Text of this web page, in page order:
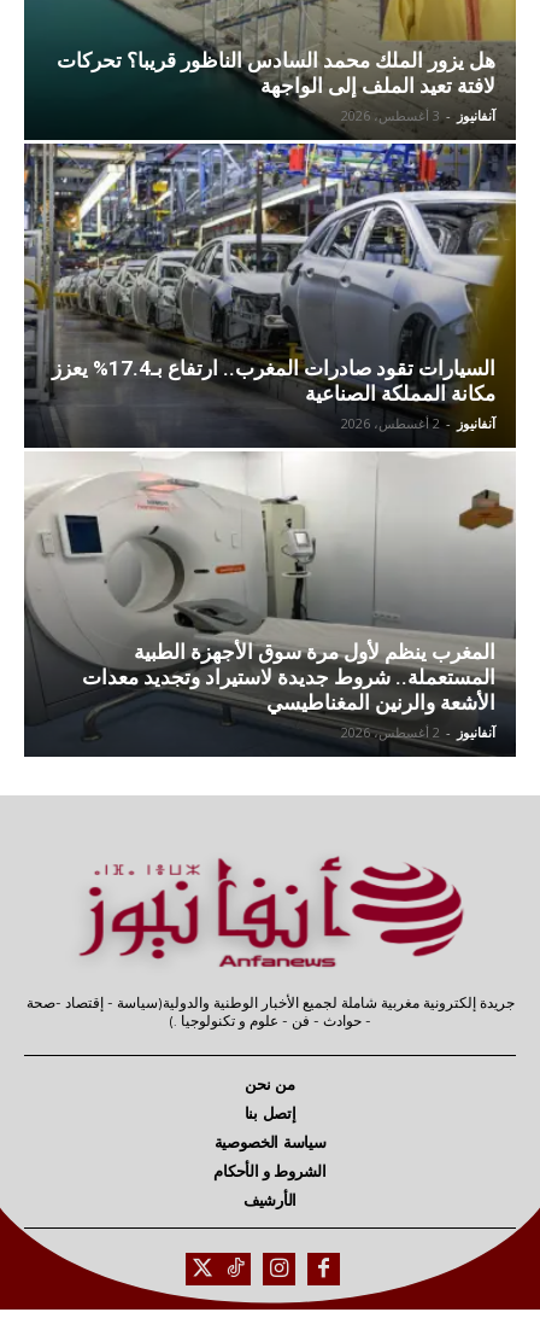
هل يزور الملك محمد السادس الناظور قريبا؟ تحركات
لافتة تعيد الملف إلى الواجهة
آنفانيوز - 3 أغسطس، 2026
السيارات تقود صادرات المغرب.. ارتفاع بـ17.4% يعزز
مكانة المملكة الصناعية
آنفانيوز - 2 أغسطس، 2026
المغرب ينظم لأول مرة سوق الأجهزة الطبية
المستعملة.. شروط جديدة لاستيراد وتجديد معدات
الأشعة والرنين المغناطيسي
آنفانيوز - 2 أغسطس، 2026
جريدة إلكترونية مغربية شاملة لجميع الأخبار الوطنية والدولية(سياسة - إقتصاد -صحة
- حوادث - فن - علوم و تكنولوجيا .)
من نحن
إتصل بنا
سياسة الخصوصية
الشروط و الأحكام
الأرشيف